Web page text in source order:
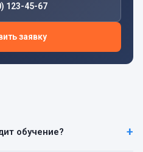
123-45-67
заявку
обучение?